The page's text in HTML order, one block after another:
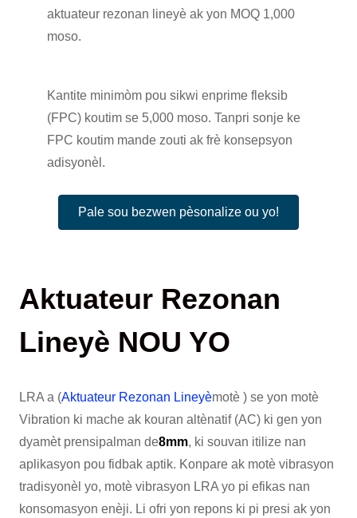
aktuateur rezonan lineyè ak yon MOQ 1,000
moso.
Kantite minimòm pou sikwi enprime fleksib
(FPC) koutim se 5,000 moso. Tanpri sonje ke
FPC koutim mande zouti ak frè konsepsyon
adisyonèl.
Pale sou bezwen pèsonalize ou yo!
Aktuateur Rezonan
Lineyè NOU YO
LRA a (Aktuateur Rezonan Lineyèmotè ) se yon motè
Vibration ki mache ak kouran altènatif (AC) ki gen yon
dyamèt prensipalman de8mm, ki souvan itilize nan
aplikasyon pou fidbak aptik. Konpare ak motè vibrasyon
tradisyonèl yo, motè vibrasyon LRA yo pi efikas nan
konsomasyon enèji. Li ofri yon repons ki pi presi ak yon